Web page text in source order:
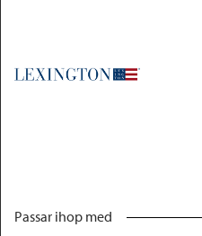
Passar ihop med